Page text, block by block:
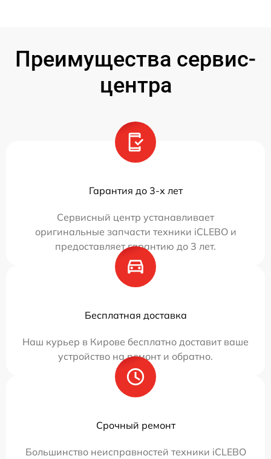
Преимущества сервис-
центра
Гарантия до 3-х лет
Сервисный центр устанавливает
оригинальные запчасти техники iCLEBO и
предоставляет гарантию до 3 лет.
Бесплатная доставка
Наш курьер в Кирове бесплатно доставит ваше
устройство на ремонт и обратно.
Срочный ремонт
Большинство неисправностей техники iCLEBO